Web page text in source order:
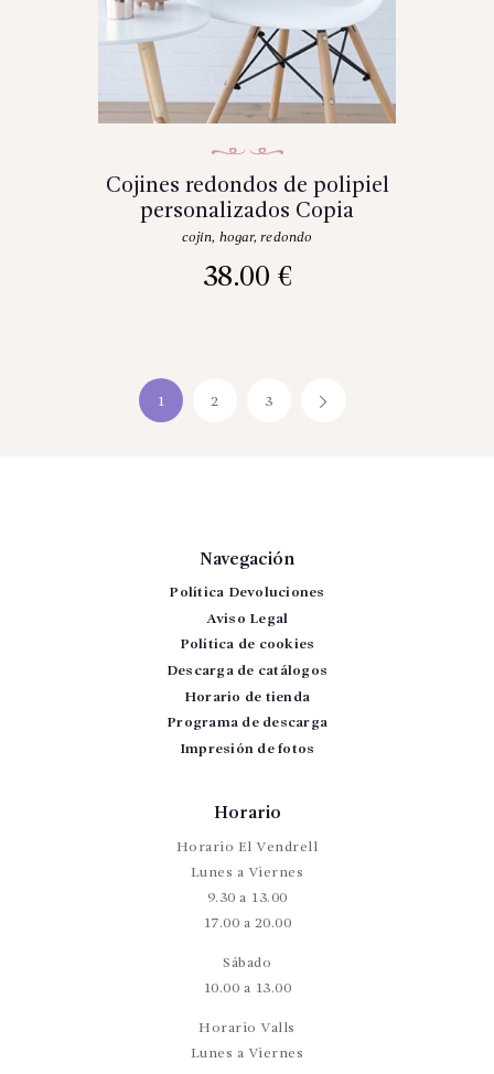
Cojines redondos de polipiel
personalizados Copia
cojin, hogar,redondo
38.00 €
1 2 3
Navegación
Política Devoluciones
Aviso Legal
Política de cookies
Descarga de catálogos
Horario de tienda
Programa de descarga
Impresión de fotos
Horario
Horario El Vendrell
Lunes a Viernes
9.30 a 13.00
17.00 a 20.00
Sábado
10.00 a 13.00
Horario Valls
Lunes a Viernes